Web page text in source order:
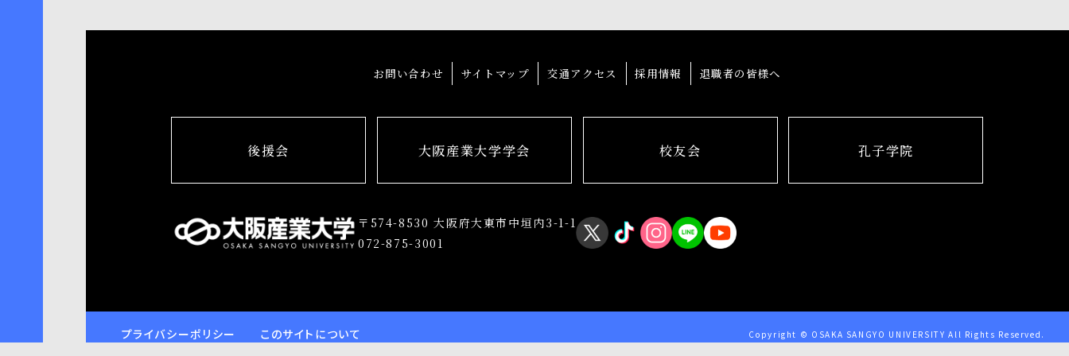
お問い合わせ サイトマップ 交通アクセス 採用情報 退職者の皆様へ
後援会 大阪産業大学学会 校友会 孔子学院
〒574-8530 大阪府大東市中垣内3-1-1
072-875-3001
プライバシーポリシー このサイトについて Copyright © OSAKA SANGYO UNIVERSITY All Rights Reserved.